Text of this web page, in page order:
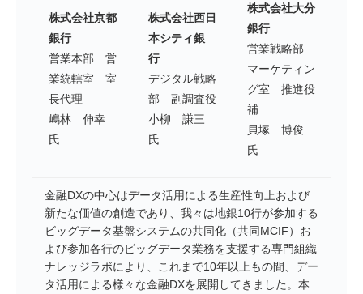
株式会社京都
銀行
営業本部 営
業統轄室 室
長代理
嶋林 伸幸
氏
株式会社西日
本シティ銀
行
デジタル戦略
部 副調査役
小柳 謙三
氏
株式会社大分
銀行
営業戦略部
マーケティン
グ室 推進役
補
貝塚 博俊
氏
金融DXの中心はデータ活用による生産性向上および
新たな価値の創造であり、我々は地銀10行が参加する
ビッグデータ基盤システムの共同化（共同MCIF）お
よび参加各行のビッグデータ業務を支援する専門組織
ナレッジラボにより、これまで10年以上もの間、デー
タ活用による様々な金融DXを展開してきました。本